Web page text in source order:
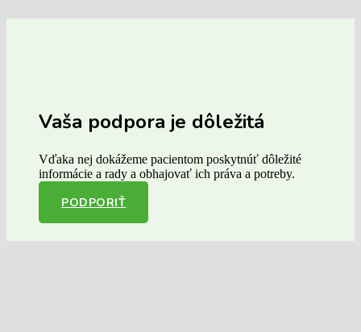
Vaša podpora je dôležitá
Vďaka nej dokážeme pacientom poskytnúť dôležité
informácie a rady a obhajovať ich práva a potreby.
PODPORIŤ